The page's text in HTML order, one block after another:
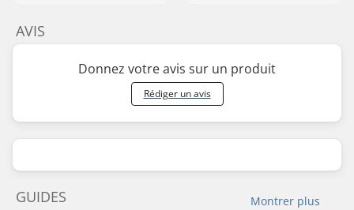
AVIS
Donnez votre avis sur un produit
Rédiger un avis
Montrer plus
GUIDES